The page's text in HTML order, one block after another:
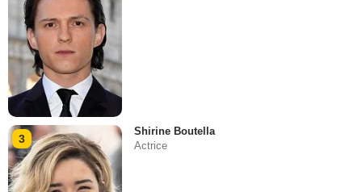
3
Shirine Boutella
Actrice